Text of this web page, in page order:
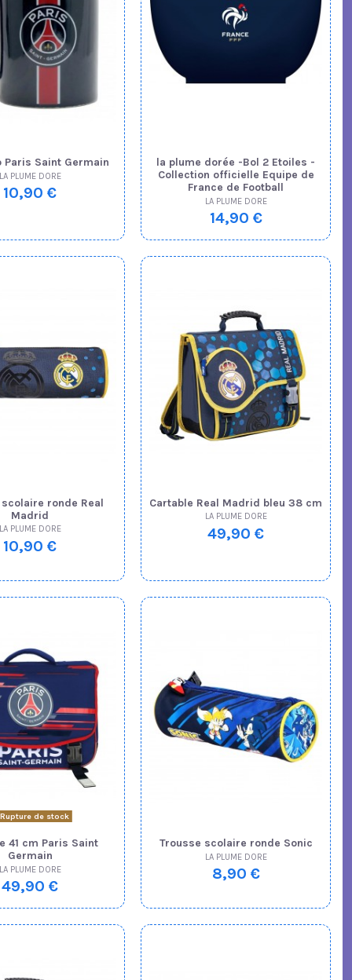
Saint Germain
PLUME DORE
10,90 €
la plume dorée -Bol 2 Etoiles -
Collection officielle Equipe de
France de Football
LA PLUME DORE
14,90 €
ronde Real
Madrid
PLUME DORE
10,90 €
Cartable Real Madrid bleu 38 cm
LA PLUME DORE
49,90 €
de stock
41 cm Paris Saint
Germain
PLUME DORE
49,90 €
Trousse scolaire ronde Sonic
LA PLUME DORE
8,90 €